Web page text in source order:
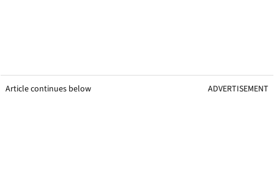
Article continues below ADVERTISEMENT